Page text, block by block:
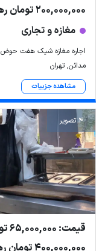
200,000,000 تومان رهن
مغازه و تجاری
اجاره مغازه شیک هفت حوض
مدائن, تهران
مشاهده جزییات
4 تصویر
قیمت: 65,000,000 تومان اجاره
400,000,000 تومان رهن